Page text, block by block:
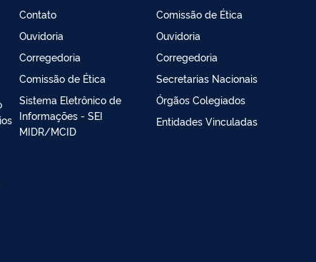
Contato
Ouvidoria
Corregedoria
Comissão de Ética
Sistema Eletrônico de
Informações - SEI
MIDR/MCID
Comissão de Ética
Ouvidoria
Corregedoria
Secretarias Nacionais
Órgãos Colegiados
Entidades Vinculadas